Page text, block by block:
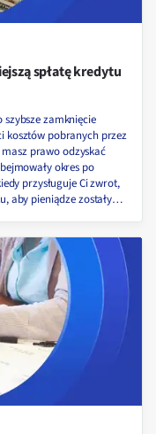
spłatę kredytu
szybsze zamknięcie
kosztów pobranych przez
prawo odzyskać
okres po
przysługuje Ci zwrot,
aby pieniądze zostały